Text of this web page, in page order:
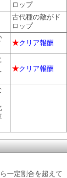
ロップ
古代種の敵がド
ロップ
★クリア報酬
★クリア報酬
一定割合を超えて